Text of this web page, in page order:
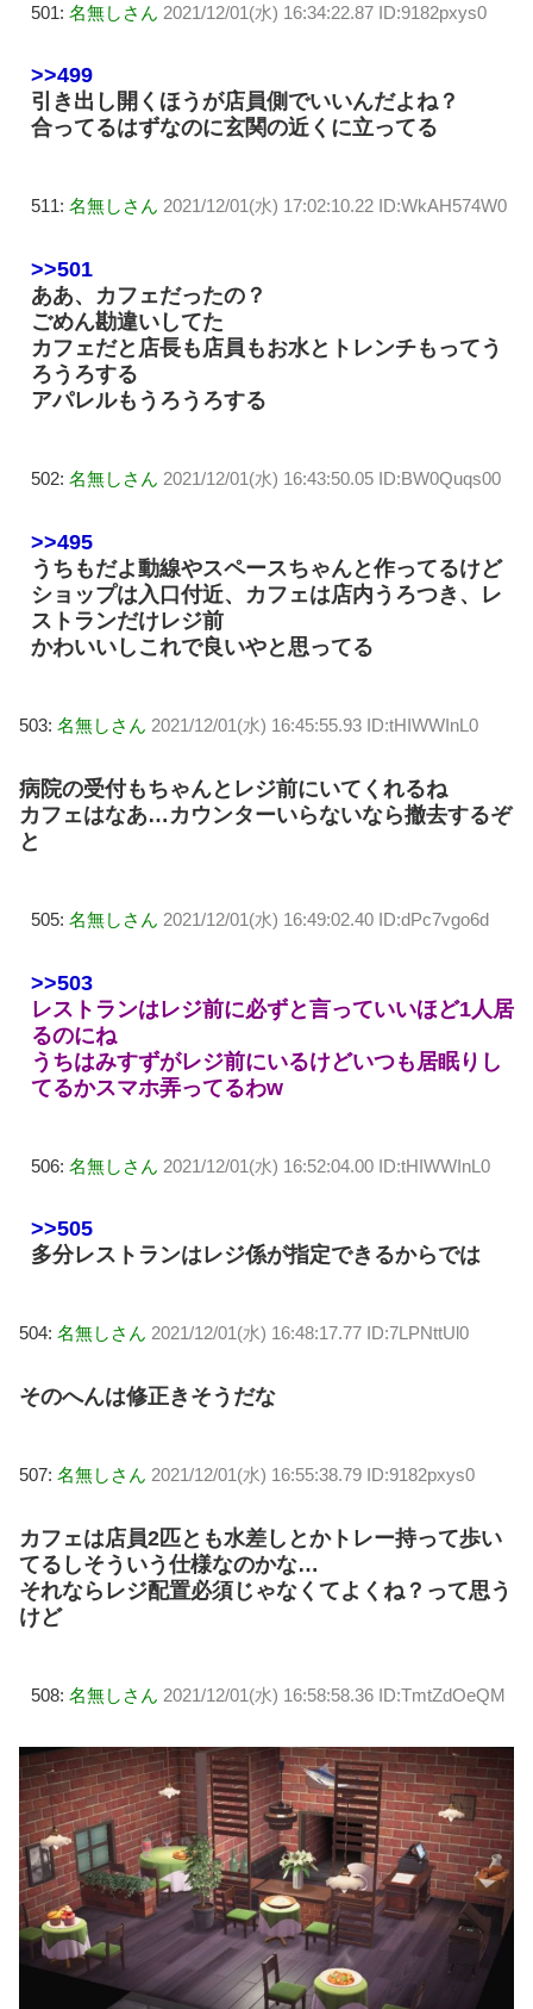
501: 名無しさん 2021/12/01(水) 16:34:22.87 ID:9182pxys0
>>499
引き出し開くほうが店員側でいいんだよね？
合ってるはずなのに玄関の近くに立ってる
511: 名無しさん 2021/12/01(水) 17:02:10.22 ID:WkAH574W0
>>501
ああ、カフェだったの？
ごめん勘違いしてた
カフェだと店長も店員もお水とトレンチもってう
ろうろする
アパレルもうろうろする
502: 名無しさん 2021/12/01(水) 16:43:50.05 ID:BW0Quqs00
>>495
うちもだよ動線やスペースちゃんと作ってるけど
ショップは入口付近、カフェは店内うろつき、レ
ストランだけレジ前
かわいいしこれで良いやと思ってる
503: 名無しさん 2021/12/01(水) 16:45:55.93 ID:tHIWWInL0
病院の受付もちゃんとレジ前にいてくれるね
カフェはなあ…カウンターいらないなら撤去するぞ
と
505: 名無しさん 2021/12/01(水) 16:49:02.40 ID:dPc7vgo6d
>>503
レストランはレジ前に必ずと言っていいほど1人居
るのにね
うちはみすずがレジ前にいるけどいつも居眠りし
てるかスマホ弄ってるわw
506: 名無しさん 2021/12/01(水) 16:52:04.00 ID:tHIWWInL0
>>505
多分レストランはレジ係が指定できるからでは
504: 名無しさん 2021/12/01(水) 16:48:17.77 ID:7LPNttUl0
そのへんは修正きそうだな
507: 名無しさん 2021/12/01(水) 16:55:38.79 ID:9182pxys0
カフェは店員2匹とも水差しとかトレー持って歩い
てるしそういう仕様なのかな…
それならレジ配置必須じゃなくてよくね？って思う
けど
508: 名無しさん 2021/12/01(水) 16:58:58.36 ID:TmtZdOeQM